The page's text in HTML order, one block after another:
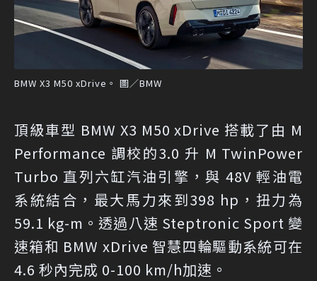
BMW X3 M50 xDrive。 圖／BMW
頂級車型 BMW X3 M50 xDrive 搭載了由 M
Performance 調校的3.0 升 M TwinPower
Turbo 直列六缸汽油引擎，與 48V 輕油電
系統結合，最大馬力來到398 hp，扭力為
59.1 kg-m。透過八速 Steptronic Sport 變
速箱和 BMW xDrive 智慧四輪驅動系統可在
4.6 秒內完成 0-100 km/h加速。